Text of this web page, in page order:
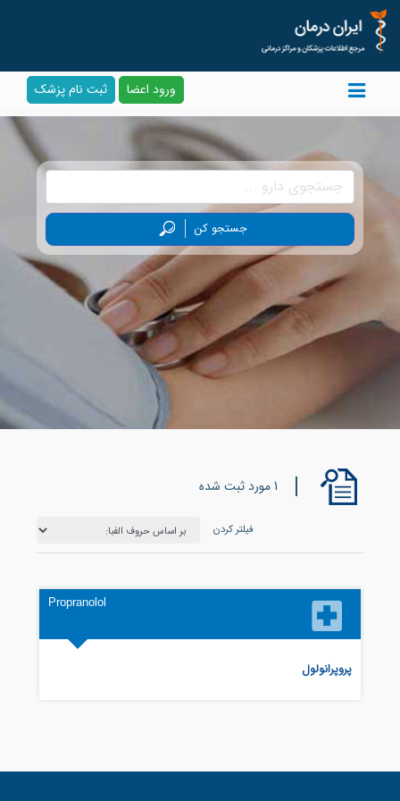
ورود اعضا ثبت نام پزشک
جستجو کن
1 مورد ثبت شده
فیلتر کردن
Propranolol
پروپرانولول